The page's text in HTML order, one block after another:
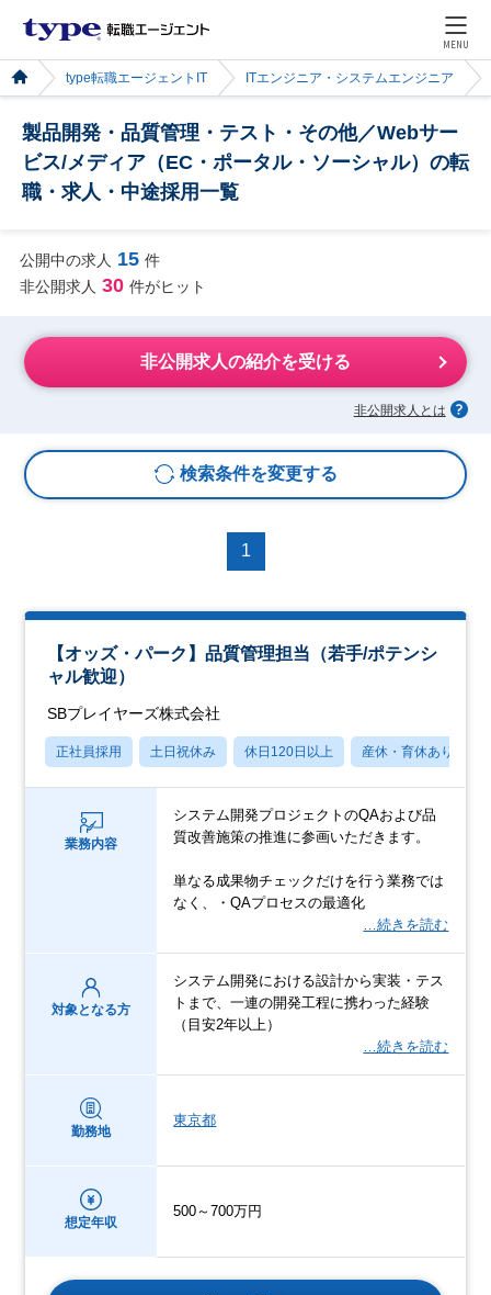
MENU
type転職エージェントIT ITエンジニア・システムエンジニア
製品開発・品質管理・テスト・その他／Webサー
ビス/メディア（EC・ポータル・ソーシャル）の転
職・求人・中途採用一覧
公開中の求人 15 件
非公開求人 30 件がヒット
非公開求人の紹介を受ける
非公開求人とは
検索条件を変更する
1
【オッズ・パーク】品質管理担当（若手/ポテンシ
ャル歓迎）
SBプレイヤーズ株式会社
正社員採用 土日祝休み 休日120日以上 産休・育休あり
業務内容
システム開発プロジェクトのQAおよび品
質改善施策の推進に参画いただきます。
単なる成果物チェックだけを行う業務では
なく、・QAプロセスの最適化
…続きを読む
対象となる方
システム開発における設計から実装・テス
トまで、一連の開発工程に携わった経験
（目安2年以上）
…続きを読む
勤務地
東京都
想定年収
500～700万円